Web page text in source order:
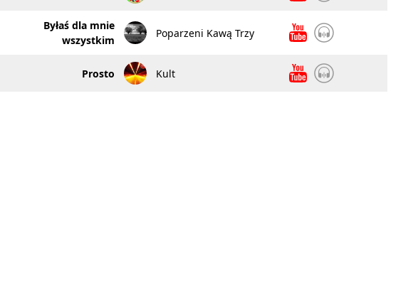
Byłaś dla mnie
wszystkim
Poparzeni Kawą Trzy
Prosto Kult